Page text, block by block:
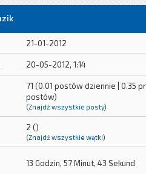
21-01-2012
20-05-2012, 1:14
71 (0.01 postów dziennie | 0.35
postów)
(Znajdź wszystkie posty)
2 ()
(Znajdź wszystkie wątki)
13 Godzin, 57 Minut, 43 Sekund